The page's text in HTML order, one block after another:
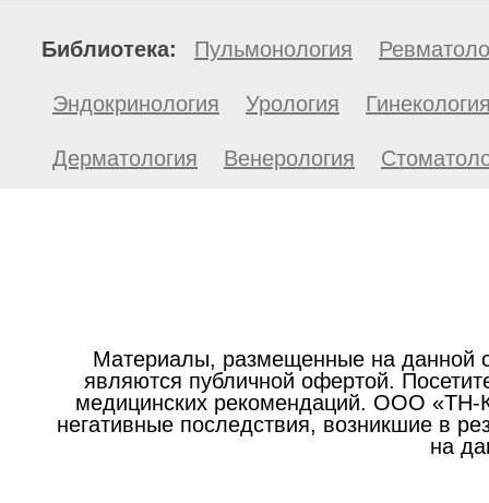
Библиотека: Пульмонология
Эндокринология Урология
Дерматология Венерология
Материалы, размещенные на данной
являются публичной офертой.
медицинских рекомендаций. ООО «ТН-
негативные последствия, возникшие в
на